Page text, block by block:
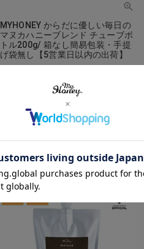
MYHONEY からだに優しい毎日の
マヌカハニーブレンド チューブボ
トル200g/ 箱なし簡易包装・手提
げ袋無し【5営業日以内の出荷】
詳細を見る